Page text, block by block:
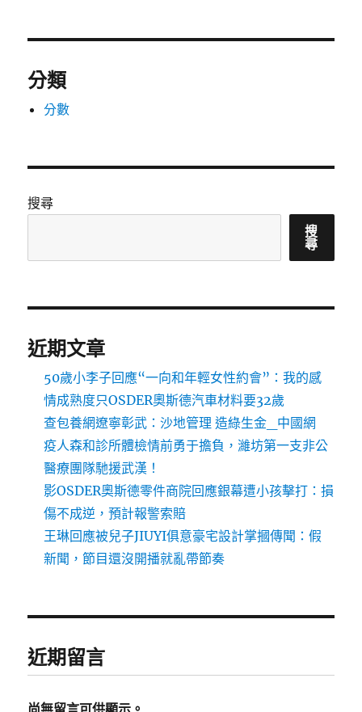
分類
分數
搜尋
搜
尋
近期文章
50歲小李子回應“一向和年輕女性約會”：我的感
情成熟度只OSDER奧斯德汽車材料要32歲
查包養網遼寧彰武：沙地管理 造綠生金_中國網
疫人森和診所體檢情前勇于擔負，濰坊第一支非公
醫療團隊馳援武漢！
影OSDER奧斯德零件商院回應銀幕遭小孩擊打：損
傷不成逆，預計報警索賠
王琳回應被兒子JIUYI俱意豪宅設計掌摑傳聞：假
新聞，節目還沒開播就亂帶節奏
近期留言